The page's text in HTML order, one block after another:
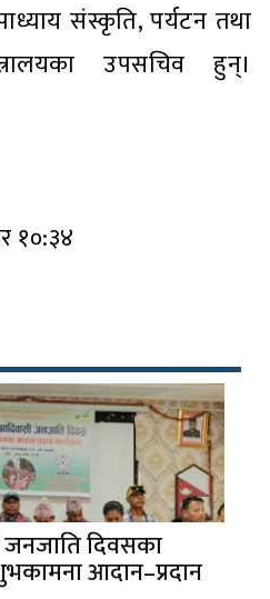
संस्कृति, पर्यटन तथा
उपसचिव हुन्।
१०:३४
दिवसका
आदान–प्रदान